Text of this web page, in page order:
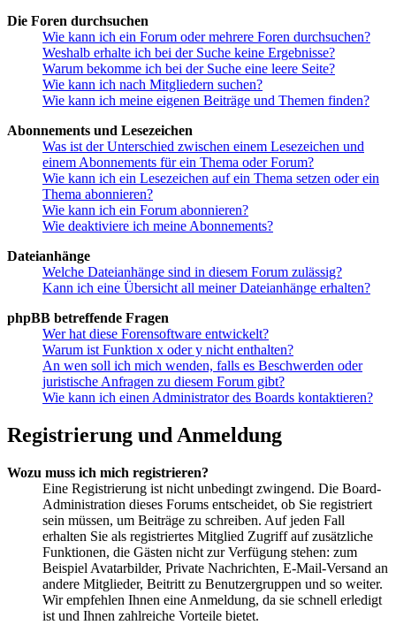
Die Foren durchsuchen
Wie kann ich ein Forum oder mehrere Foren durchsuchen?
Weshalb erhalte ich bei der Suche keine Ergebnisse?
Warum bekomme ich bei der Suche eine leere Seite?
Wie kann ich nach Mitgliedern suchen?
Wie kann ich meine eigenen Beiträge und Themen finden?
Abonnements und Lesezeichen
Was ist der Unterschied zwischen einem Lesezeichen und
einem Abonnements für ein Thema oder Forum?
Wie kann ich ein Lesezeichen auf ein Thema setzen oder ein
Thema abonnieren?
Wie kann ich ein Forum abonnieren?
Wie deaktiviere ich meine Abonnements?
Dateianhänge
Welche Dateianhänge sind in diesem Forum zulässig?
Kann ich eine Übersicht all meiner Dateianhänge erhalten?
phpBB betreffende Fragen
Wer hat diese Forensoftware entwickelt?
Warum ist Funktion x oder y nicht enthalten?
An wen soll ich mich wenden, falls es Beschwerden oder
juristische Anfragen zu diesem Forum gibt?
Wie kann ich einen Administrator des Boards kontaktieren?
Registrierung und Anmeldung
Wozu muss ich mich registrieren?
Eine Registrierung ist nicht unbedingt zwingend. Die Board-
Administration dieses Forums entscheidet, ob Sie registriert
sein müssen, um Beiträge zu schreiben. Auf jeden Fall
erhalten Sie als registriertes Mitglied Zugriff auf zusätzliche
Funktionen, die Gästen nicht zur Verfügung stehen: zum
Beispiel Avatarbilder, Private Nachrichten, E-Mail-Versand an
andere Mitglieder, Beitritt zu Benutzergruppen und so weiter.
Wir empfehlen Ihnen eine Anmeldung, da sie schnell erledigt
ist und Ihnen zahlreiche Vorteile bietet.